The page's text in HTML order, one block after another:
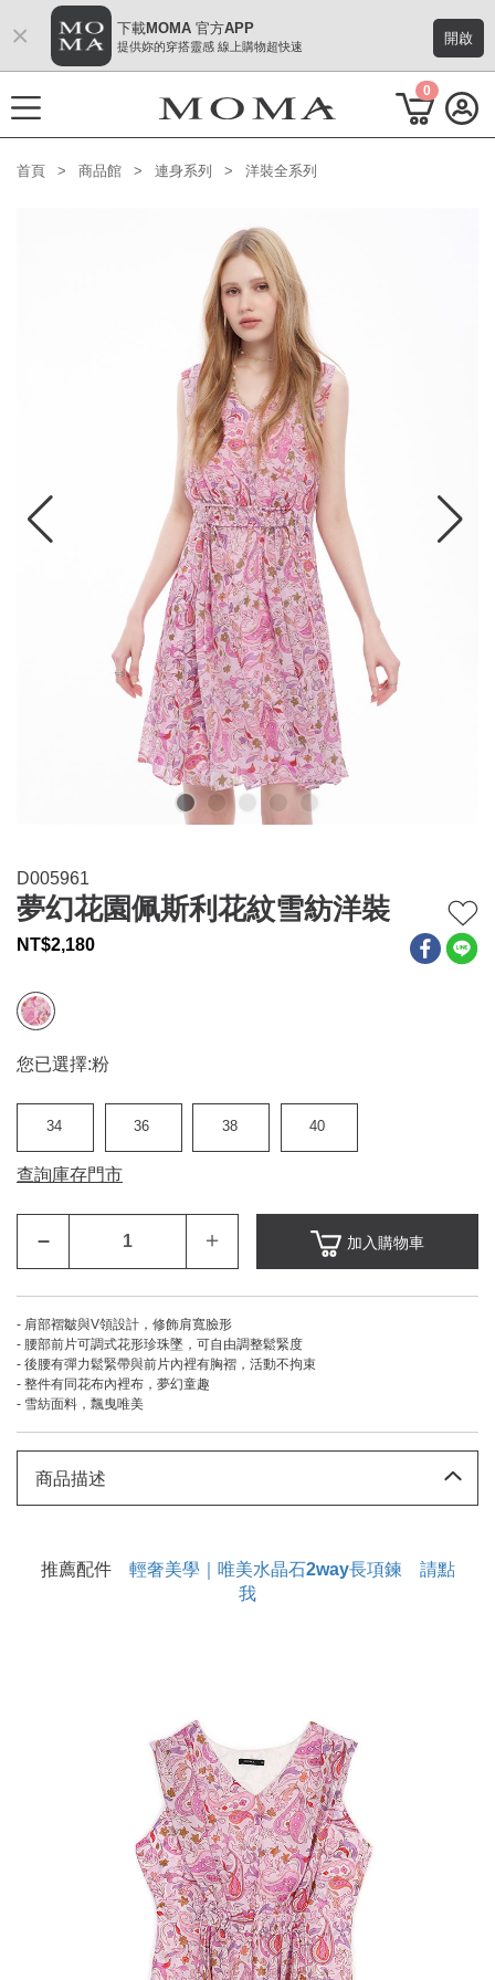
M Plus AW 形象 與時間共存
連身系列
百搭配件
關於MOMA
網站須知與政策
× 下載MOMA 官方APP
提供妳的穿搭靈感 線上購物超快速 開啟
0
首頁 商品館 連身系列 洋裝全系列
D005961
夢幻花園佩斯利花紋雪紡洋裝
NT$2,180
您已選擇:粉
34 36 38 40
查詢庫存門市
– ＋ 加入購物車
- 肩部褶皺與V領設計，修飾肩寬臉形
- 腰部前片可調式花形珍珠墜，可自由調整鬆緊度
- 後腰有彈力鬆緊帶與前片內裡有胸褶，活動不拘束
- 整件有同花布內裡布，夢幻童趣
- 雪紡面料，飄曳唯美
商品描述
推薦配件 輕奢美學｜唯美水晶石2way長項鍊 請點
我